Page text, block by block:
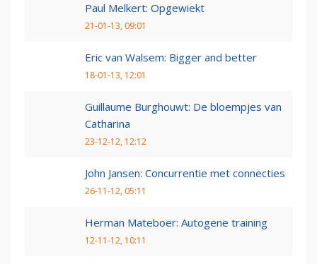
Paul Melkert: Opgewiekt
21-01-13, 09:01
Eric van Walsem: Bigger and better
18-01-13, 12:01
Guillaume Burghouwt: De bloempjes van
Catharina
23-12-12, 12:12
John Jansen: Concurrentie met connecties
26-11-12, 05:11
Herman Mateboer: Autogene training
12-11-12, 10:11